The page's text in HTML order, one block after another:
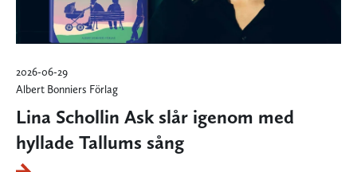
2026-06-29
Albert Bonniers Förlag
Lina Schollin Ask slår igenom med
hyllade Tallums sång